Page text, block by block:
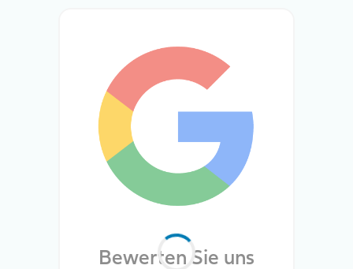
Bewerten Sie uns